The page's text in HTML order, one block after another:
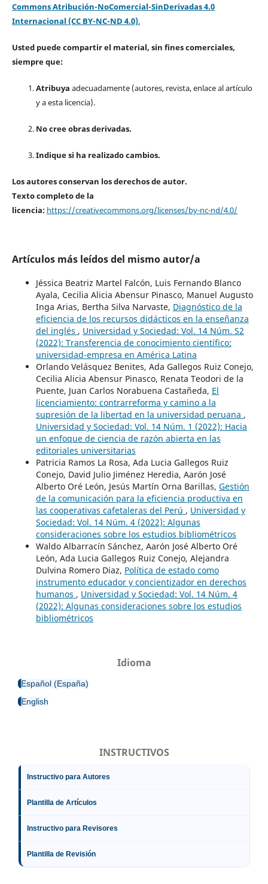
Commons Atribución-NoComercial-SinDerivadas 4.0
Internacional (CC BY-NC-ND 4.0).
Usted puede compartir el material, sin fines comerciales,
siempre que:
Atribuya adecuadamente (autores, revista, enlace al artículo
y a esta licencia).
No cree obras derivadas.
Indique si ha realizado cambios.
Los autores conservan los derechos de autor.
Texto completo de la
licencia: https://creativecommons.org/licenses/by-nc-nd/4.0/
Artículos más leídos del mismo autor/a
Jéssica Beatriz Martel Falcón, Luis Fernando Blanco
Ayala, Cecilia Alicia Abensur Pinasco, Manuel Augusto
Inga Arias, Bertha Silva Narvaste, Diagnóstico de la
eficiencia de los recursos didácticos en la enseñanza
del inglés , Universidad y Sociedad: Vol. 14 Núm. S2
(2022): Transferencia de conocimiento científico:
universidad-empresa en América Latina
Orlando Velásquez Benites, Ada Gallegos Ruiz Conejo,
Cecilia Alicia Abensur Pinasco, Renata Teodori de la
Puente, Juan Carlos Norabuena Castañeda, El
licenciamiento: contrarreforma y camino a la
supresión de la libertad en la universidad peruana ,
Universidad y Sociedad: Vol. 14 Núm. 1 (2022): Hacia
un enfoque de ciencia de razón abierta en las
editoriales universitarias
Patricia Ramos La Rosa, Ada Lucia Gallegos Ruiz
Conejo, David Julio Jiménez Heredia, Aarón José
Alberto Oré León, Jesús Martín Orna Barillas, Gestión
de la comunicación para la eficiencia productiva en
las cooperativas cafetaleras del Perú , Universidad y
Sociedad: Vol. 14 Núm. 4 (2022): Algunas
consideraciones sobre los estudios bibliométricos
Waldo Albarracín Sánchez, Aarón José Alberto Oré
León, Ada Lucia Gallegos Ruiz Conejo, Alejandra
Dulvina Romero Diaz, Política de estado como
instrumento educador y concientizador en derechos
humanos , Universidad y Sociedad: Vol. 14 Núm. 4
(2022): Algunas consideraciones sobre los estudios
bibliométricos
Idioma
Español (España)
English
INSTRUCTIVOS
Instructivo para Autores
Plantilla de Artículos
Instructivo para Revisores
Plantilla de Revisión